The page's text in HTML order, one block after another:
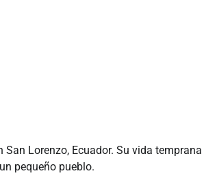
Lorenzo, Ecuador. Su vida temprana
pequeño pueblo.